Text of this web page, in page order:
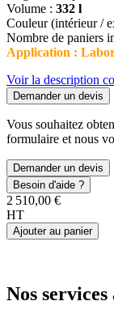
Volume : 332 l
Couleur (intérieur /
Nombre de paniers
Application :
Voir la description
Demander un devis
Vous souhaitez
formulaire et nous
Demander un devis
Besoin d'aide ?
2 510,00 €
HT
Ajouter au panier
Nos services